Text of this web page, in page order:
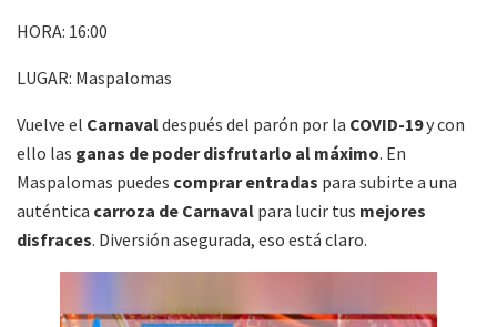
HORA: 16:00
LUGAR: Maspalomas
Vuelve el Carnavaldespués del parón por la COVID-19y con
ello las ganas de poder disfrutarlo al máximo. En
Maspalomas puedes comprar entradas para subirte a una
auténtica carroza de Carnaval para lucir tus mejores
disfraces. Diversión asegurada, eso está claro.